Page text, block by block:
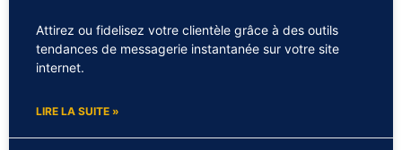
Attirez ou fidelisez votre clientèle grâce à des outils
tendances de messagerie instantanée sur votre site
internet.
LIRE LA SUITE »